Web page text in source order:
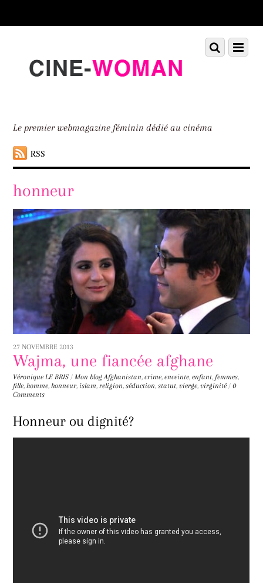
down
Le premier webmagazine féminin dédié au cinéma
RSS
Menu
Scroll
down
honneur
27 NOVEMBRE 2013
Wajma, une fiancée afghane
Véronique LE BRIS / Mon blog Afghanistan,crime,enceinte,enfant, femmes,
fille,homme,honneur, islam, religion,séduction,statut,vierge,virginité / 0
Comments
Honneur ou dignité?